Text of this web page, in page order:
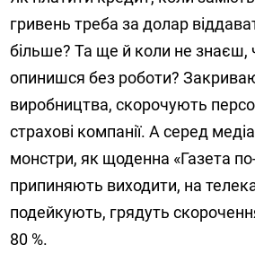
гривень треба за долар
більше? Та ще й коли не знаєш,
опинишся без роботи?
виробництва, скорочують
страхо­ві компанії. А серед медіа
монстри, як щоденна «Газета
припиняють виходити, на
подейкують, грядуть
80 %.